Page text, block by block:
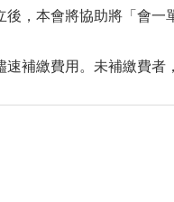
，本會將協助將「會
補繳費用。未補繳費者